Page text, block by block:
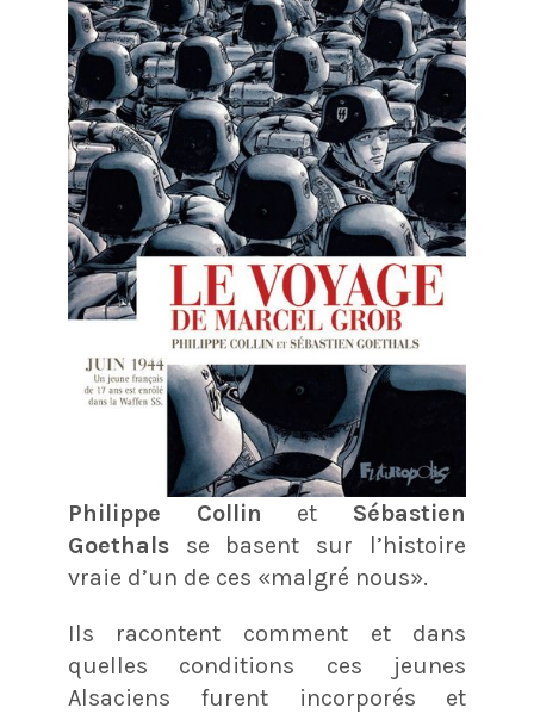
Philippe Collin et Sébastien
Goethalsse basent sur l’histoire
vraie d’un de ces «malgré nous».
Ils racontent comment et dans
quelles conditions ces jeunes
Alsaciens furent incorporés et